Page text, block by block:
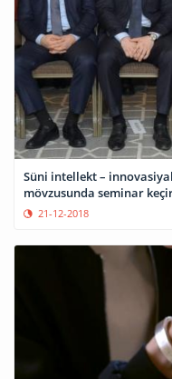
Süni intellekt –
mövzusunda seminar
21-12-2018